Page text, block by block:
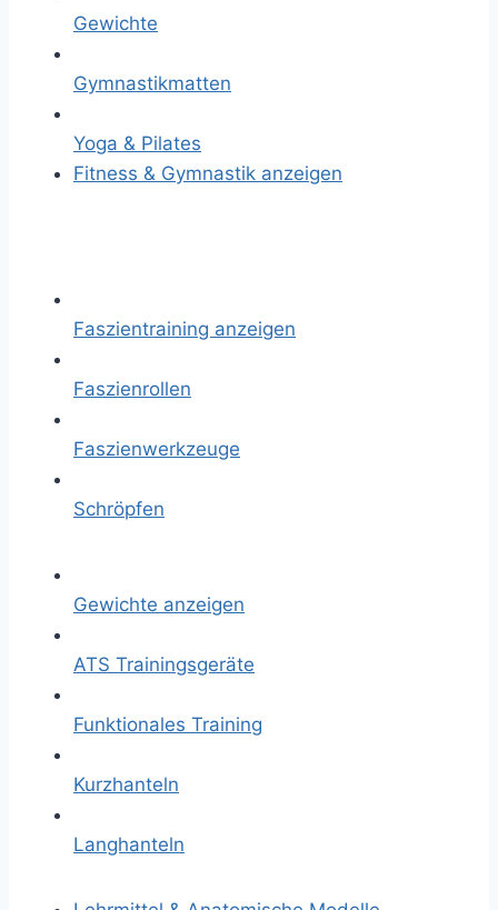
Gewichte
Gymnastikmatten
Yoga & Pilates
Fitness & Gymnastik anzeigen
Faszientraining anzeigen
Faszienrollen
Faszienwerkzeuge
Schröpfen
Gewichte anzeigen
ATS Trainingsgeräte
Funktionales Training
Kurzhanteln
Langhanteln